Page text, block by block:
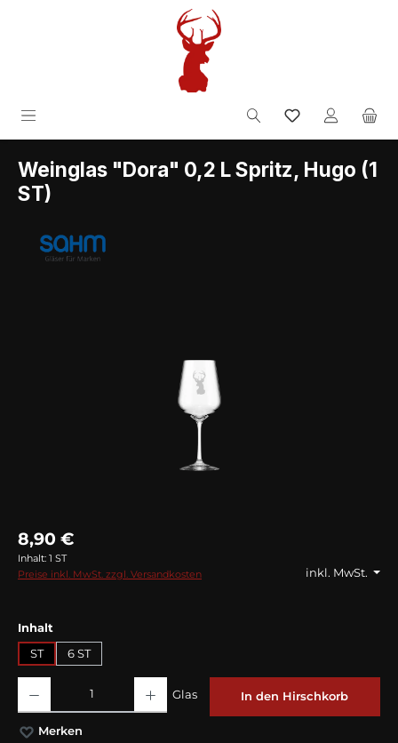
Weinglas "Dora" 0,2 L Spritz, Hugo (1
ST)
8,90 €
Inhalt: 1 ST
inkl. MwSt.
Preise inkl. MwSt. zzgl. Versandkosten
Inhalt
ST
6 ST
Glas In den Hirschkorb
Merken